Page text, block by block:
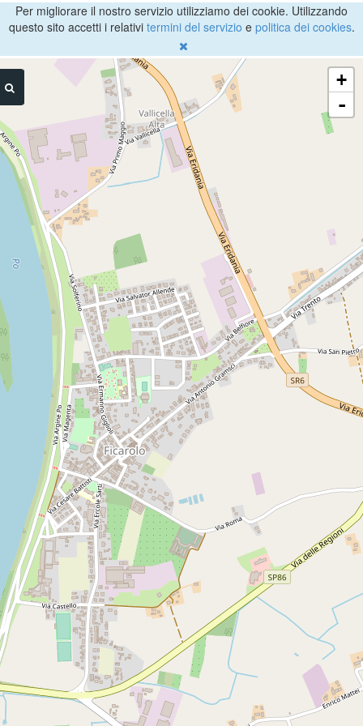
Per migliorare il nostro servizio utilizziamo dei cookie. Utilizzando
questo sito accetti i relativi termini del servizio e politica dei cookies.
+
-